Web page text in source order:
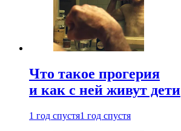
Что такое прогерия
и как с ней живут дети
1 год спустя1 год спустя